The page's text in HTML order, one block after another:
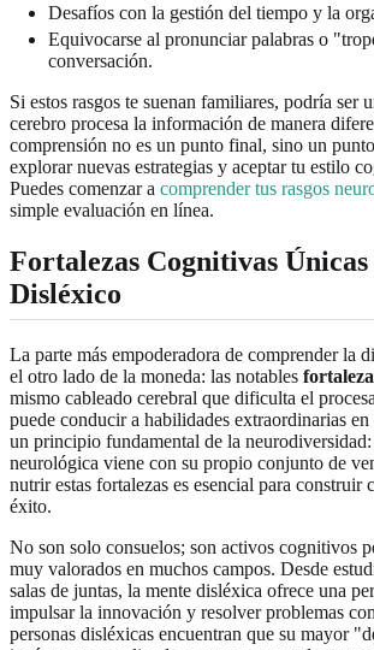
Desafíos con la gestión del tiempo y la
Equivocarse al pronunciar palabras o
conversación.
Si estos rasgos te suenan familiares, podría ser
cerebro procesa la información de manera
comprensión no es un punto final, sino un
explorar nuevas estrategias y aceptar tu estilo
Puedes comenzar a comprender tus rasgos
simple evaluación en línea.
Fortalezas Cognitivas
Disléxico
La parte más empoderadora de comprender la
el otro lado de la moneda: las notables
mismo cableado cerebral que dificulta el
puede conducir a habilidades extraordinarias en
un principio fundamental de la
neurológica viene con su propio conjunto de
nutrir estas fortalezas es esencial para construir
éxito.
No son solo consuelos; son activos cognitivos
muy valorados en muchos campos. Desde
salas de juntas, la mente disléxica ofrece una
impulsar la innovación y resolver problemas
personas disléxicas encuentran que su mayor